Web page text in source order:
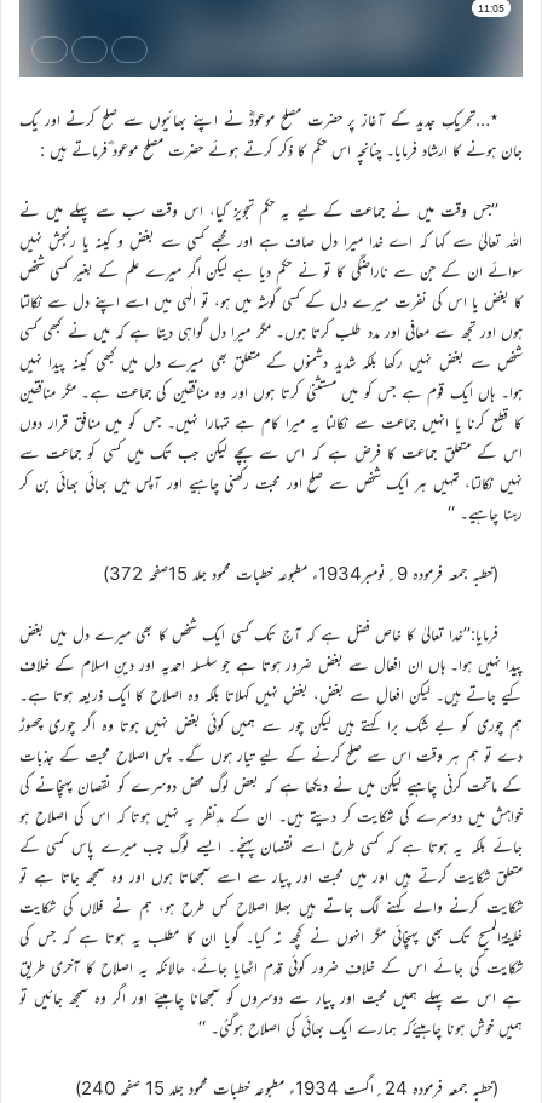
٭…تحریکِ جدید کے آغاز پر حضرت مصلح موعودؓ نے اپنے بھائیوں سے صلح کرنے اور یک
جان ہونے کا ارشاد فرمایا۔ چنانچہ اس حکم کا ذکر کرتے ہوئے حضرت مصلح موعود ؓفرماتے ہیں :
’’جس وقت میں نے جماعت کے لیے یہ حکم تجویز کیا، اس وقت سب سے پہلے میں نے
اللہ تعالیٰ سے کہا کہ اے خدا میرا دل صاف ہے اور مجھے کسی سے بغض و کینہ یا رنجش نہیں
سوائے ان کے جن سے ناراضگی کا تو نے حکم دیا ہے لیکن اگر میرے علم کے بغیر کسی شخص
کا بغض یا اس کی نفرت میرے دل کے کسی گوشہ میں ہو، تو الٰہی میں اسے اپنے دل سے نکالتا
ہوں اور تجھ سے معافی اور مدد طلب کرتا ہوں۔ مگر میرا دل گواہی دیتا ہے کہ میں نے کبھی کسی
شخص سے بغض نہیں رکھا بلکہ شدید دشمنوں کے متعلق بھی میرے دل میں کبھی کینہ پیدا نہیں
ہوا۔ ہاں ایک قوم ہے جس کو میں مستثنیٰ کرتا ہوں اور وہ منافقین کی جماعت ہے۔ مگر منافقین
کا قطع کرنا یا انہیں جماعت سے نکالنا یہ میرا کام ہے تمہارا نہیں۔ جس کو میں منافق قرار دوں
اس کے متعلق جماعت کا فرض ہے کہ اس سے بچے لیکن جب تک میں کسی کو جماعت سے
نہیں نکالتا، تمہیں ہر ایک شخص سے صلح اور محبت رکھنی چاہیے اور آپس میں بھائی بھائی بن کر
رہنا چاہیے۔ ‘‘
(خطبہ جمعہ فرمودہ 9؍نومبر1934ء مطبوعہ خطبات محمود جلد 15صفحہ 372)
فرمایا:’’خدا تعالیٰ کا خاص فضل ہے کہ آج تک کسی ایک شخص کا بھی میرے دل میں بغض
پیدا نہیں ہوا۔ ہاں ان افعال سے بغض ضرور ہوتا ہے جو سلسلہ احمدیہ اور دینِ اسلام کے خلاف
کیے جاتے ہیں۔ لیکن افعال سے بغض، بغض نہیں کہلاتا بلکہ وہ اصلاح کا ایک ذریعہ ہوتا ہے۔
ہم چوری کو بے شک برا کہتے ہیں لیکن چور سے ہمیں کوئی بغض نہیں ہوتا وہ اگر چوری چھوڑ
دے تو ہم ہر وقت اس سے صلح کرنے کے لیے تیار ہوں گے۔ پس اصلاح محبت کے جذبات
کے ماتحت کرنی چاہیے لیکن میں نے دیکھا ہے کہ بعض لوگ محض دوسرے کو نقصان پہنچانے کی
خواہش میں دوسرے کی شکایت کر دیتے ہیں۔ ان کے مدِنظر یہ نہیں ہوتا کہ اس کی اصلاح ہو
جائے بلکہ یہ ہوتا ہے کہ کسی طرح اسے نقصان پہنچے۔ ایسے لوگ جب میرے پاس کسی کے
متعلق شکایت کرتے ہیں اور میں محبت اور پیار سے اسے سمجھاتا ہوں اور وہ سمجھ جاتا ہے تو
شکایت کرنے والے کہنے لگ جاتے ہیں بھلا اصلاح کس طرح ہو، ہم نے فلاں کی شکایت
خلیفۃالمسیح تک بھی پہنچائی مگر انہوں نے کچھ نہ کیا۔ گویا ان کا مطلب یہ ہوتا ہے کہ جس کی
شکایت کی جائے اس کے خلاف ضرور کوئی قدم اٹھایا جائے، حالانکہ یہ اصلاح کا آخری طریق
ہے اس سے پہلے ہمیں محبت اور پیار سے دوسروں کو سمجھانا چاہیئے اور اگر وہ سمجھ جائیں تو
ہمیں خوش ہونا چاہیئےکہ ہمارے ایک بھائی کی اصلاح ہوگئی۔ ‘‘
(خطبہ جمعہ فرمودہ 24؍اگست 1934ء مطبوعہ خطبات محمود جلد 15 صفحہ 240)